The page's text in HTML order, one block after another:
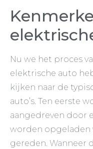
Nu we het proces
elektrische auto
kijken naar de
auto’s. Ten eerste
aangedreven door
worden
gereden. Wanneer